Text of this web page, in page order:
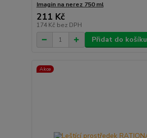
Imagin na nerez 750 ml
211 Kč
174 Kč bez DPH
Přidat do košíku
Akce